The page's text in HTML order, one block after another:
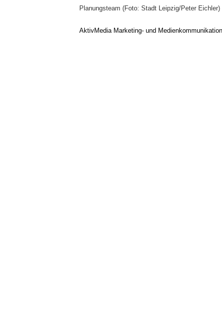
Planungsteam (Foto: Stadt Leipzig/Peter Eichler)
AktivMedia Marketing- und